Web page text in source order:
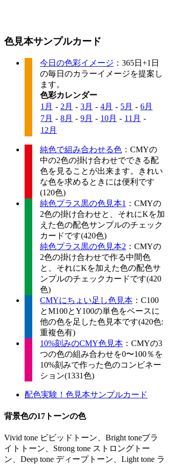
色見本サンプルカード
今日の色彩イメージ ：365日+1日
の毎日のカラーイメージを提案し
ます。
色彩カレンダー
1月 - 2月 - 3月 - 4月 - 5月 - 6月
7月 - 8月 - 9月 - 10月 - 11月 -
12月
純色で組み合わせる色 ：CMYの
中の2色の掛け合わせでできる配
色を見ることが出来ます。きれい
な色を求めるときには便利です
(120色)
純色プラス黒の色見本1 ：CMYの
2色の掛け合わせと、それにKを加
えた色の配色サンプルのチェック
カードです(420色)
純色プラス黒の色見本2 ：CMYの
2色の掛け合わせで作る中間色
と、それにKを加えた色の配色サ
ンプルのチェックカードです(420
色)
CMYにちょい足し色見本 ：C100
とM100とY100の単色をベースに
他の色を足した色見本です(420色:
重複色有)
10%刻みのCMY色見本 ：CMYの3
つの色の組み合わせを0〜100％を
10%刻みで作った色のコンビネー
ション(1331色)
配色実験！色見本サンプルカード
背景色の17トーンの色
Vivid tone ビビッドトーン、Bright toneブラ
イトトーン、Strong tone ストロングトー
ン、Deep tone ディープトーン、Light tone ラ